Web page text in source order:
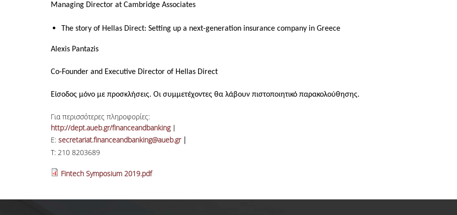
Managing Director at Cambridge Associates
The story of Hellas Direct: Setting up a next-generation insurance company in Greece
Alexis Pantazis
Co-Founder and Executive Director of Hellas Direct
Είσοδος μόνο με προσκλήσεις. Οι συμμετέχοντες θα λάβουν πιστοποιητικό παρακολούθησης.
Για περισσότερες πληροφορίες:
http://dept.aueb.gr/financeandbanking
E: secretariat.financeandbanking@aueb.gr
T: 210 8203689
Fintech Symposium 2019.pdf